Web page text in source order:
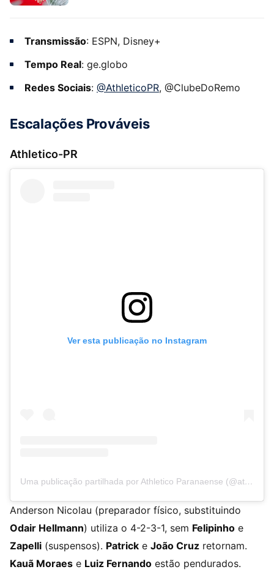
Transmissão: ESPN, Disney+
Tempo Real: ge.globo
Redes Sociais: @AthleticoPR, @ClubeDoRemo
Escalações Prováveis
Athletico-PR
Ver esta publicação no Instagram
Uma publicação partilhada por Athletico Paranaense (@athleticoparanaense)
Anderson Nicolau (preparador físico, substituindo
Odair Hellmann) utiliza o 4-2-3-1, sem Felipinho e
Zapelli (suspensos). Patrick e João Cruz retornam.
Kauã Moraes e Luiz Fernando estão pendurados.